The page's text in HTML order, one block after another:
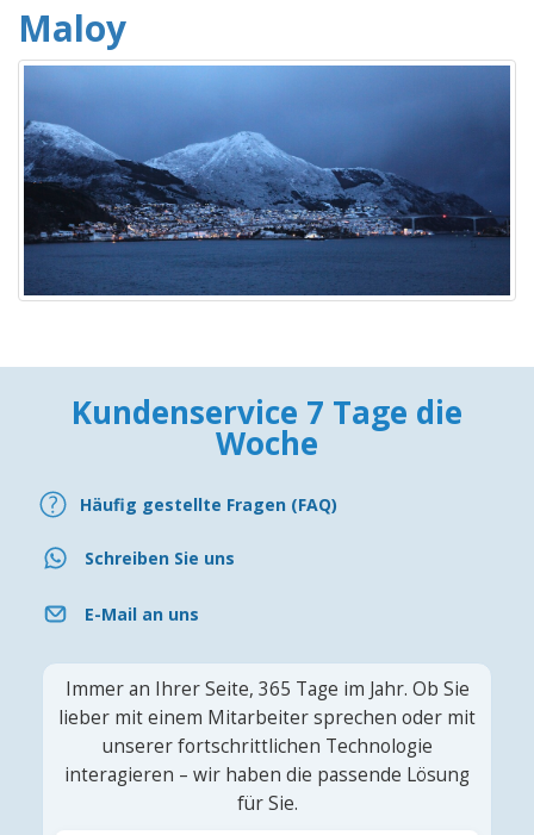
Maloy
Kundenservice 7 Tage die
Woche
Häufig gestellte Fragen (FAQ)
Schreiben Sie uns
E-Mail an uns
Immer an Ihrer Seite, 365 Tage im Jahr. Ob Sie
lieber mit einem Mitarbeiter sprechen oder mit
unserer fortschrittlichen Technologie
interagieren – wir haben die passende Lösung
für Sie.